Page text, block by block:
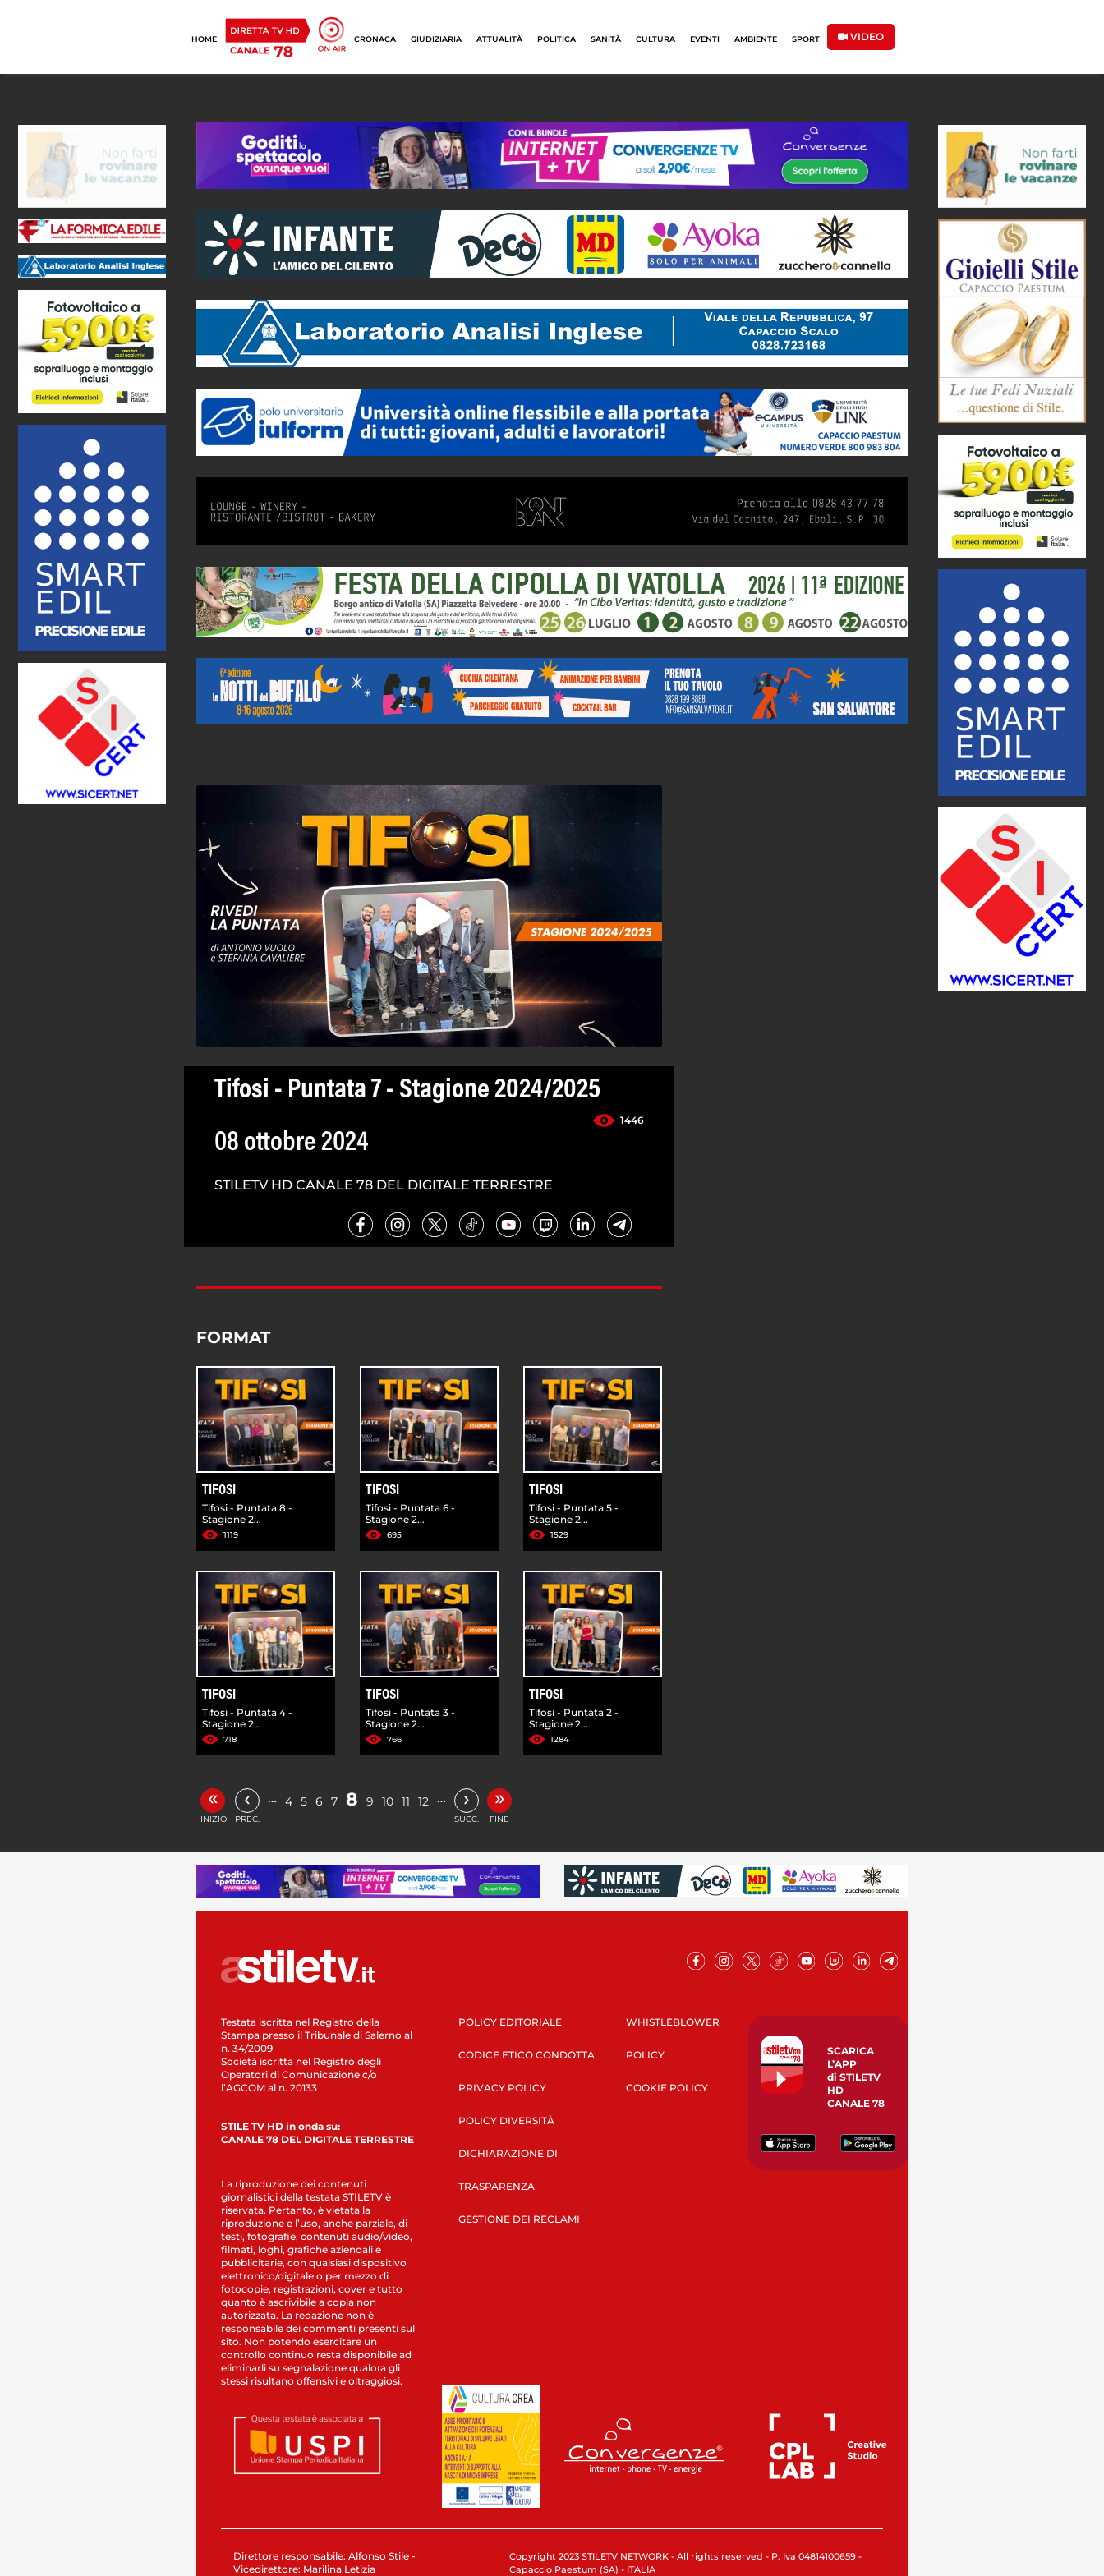
HOME CRONACA GIUDIZIARIA ATTUALITÀ POLITICA SANITÀ CULTURA EVENTI AMBIENTE SPORT VIDEO
Tifosi - Puntata 7 - Stagione 2024/2025
1446
08 ottobre 2024
STILETV HD CANALE 78 DEL DIGITALE TERRESTRE
FORMAT
TIFOSI
Tifosi - Puntata 8 -
Stagione 2...
1119
TIFOSI
Tifosi - Puntata 6 -
Stagione 2...
695
TIFOSI
Tifosi - Puntata 5 -
Stagione 2...
1529
TIFOSI
Tifosi - Puntata 4 -
Stagione 2...
718
TIFOSI
Tifosi - Puntata 3 -
Stagione 2...
766
TIFOSI
Tifosi - Puntata 2 -
Stagione 2...
1284
«
INIZIO
‹
PREC.
… 4 5 6 7 8 9 10 11 12 … ›
SUCC.
»
FINE
Testata iscritta nel Registro della
Stampa presso il Tribunale di Salerno al
n. 34/2009
Società iscritta nel Registro degli
Operatori di Comunicazione c/o
l’AGCOM al n. 20133
STILE TV HD in onda su:
CANALE 78 DEL DIGITALE TERRESTRE
La riproduzione dei contenuti
giornalistici della testata STILETV è
riservata. Pertanto, è vietata la
riproduzione e l’uso, anche parziale, di
testi, fotografie, contenuti audio/video,
filmati, loghi, grafiche aziendali e
pubblicitarie, con qualsiasi dispositivo
elettronico/digitale o per mezzo di
fotocopie, registrazioni, cover e tutto
quanto è ascrivibile a copia non
autorizzata. La redazione non è
responsabile dei commenti presenti sul
sito. Non potendo esercitare un
controllo continuo resta disponibile ad
eliminarli su segnalazione qualora gli
stessi risultano offensivi e oltraggiosi.
POLICY EDITORIALE
CODICE ETICO CONDOTTA
PRIVACY POLICY
POLICY DIVERSITÀ
DICHIARAZIONE DI
TRASPARENZA
GESTIONE DEI RECLAMI
WHISTLEBLOWER
POLICY
COOKIE POLICY
SCARICA
L’APP
di STILETV
HD
CANALE 78
Direttore responsabile: Alfonso Stile -
Vicedirettore: Marilina Letizia
Copyright 2023 STILETV NETWORK - All rights reserved - P. Iva 04814100659 -
Capaccio Paestum (SA) - ITALIA